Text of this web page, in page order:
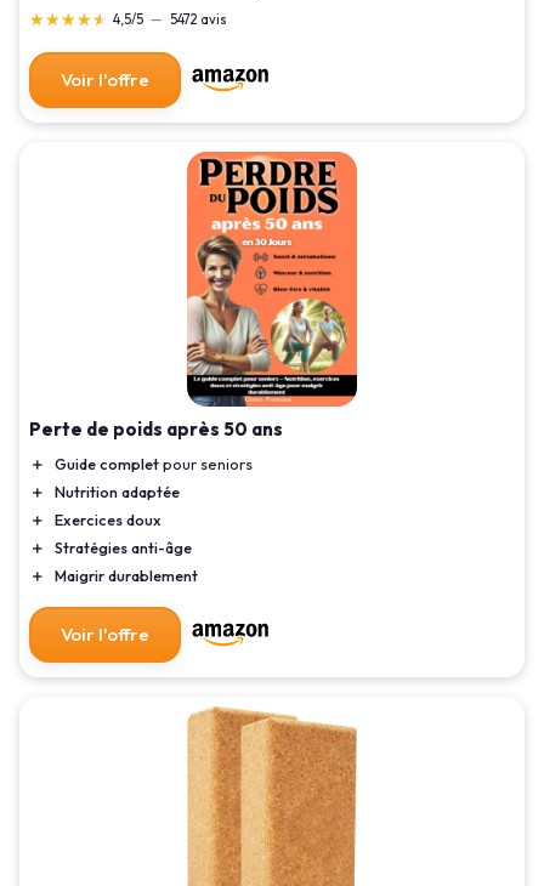
★★★★★
★★★★★ 4,5/5 — 5472 avis
Voir l'offre
Perte de poids après 50 ans
＋ Guide completpour seniors
＋
Nutrition adaptée
＋
Exercices doux
＋
Stratégies anti-âge
＋
Maigrir durablement
Voir l'offre